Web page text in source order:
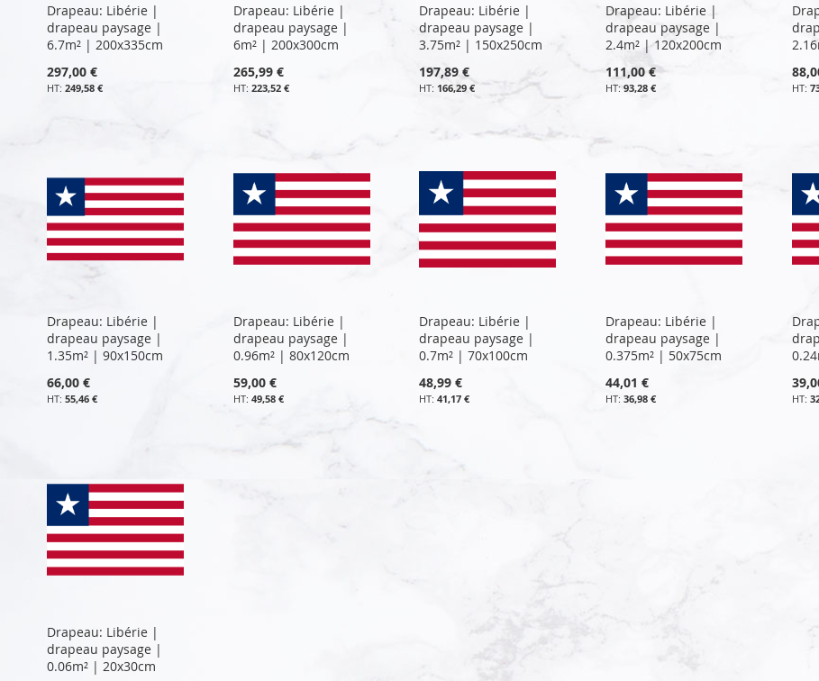
Drapeau: Libérie |
drapeau paysage |
6.7m² | 200x335cm
297,00 €
249,58 €
Drapeau: Libérie |
drapeau paysage |
6m² | 200x300cm
265,99 €
223,52 €
Drapeau: Libérie |
drapeau paysage |
3.75m² | 150x250cm
197,89 €
166,29 €
Drapeau: Libérie |
drapeau paysage |
2.4m² | 120x200cm
111,00 €
93,28 €
Drapeau: Libérie |
drapeau paysage |
1.35m² | 90x150cm
66,00 €
55,46 €
Drapeau: Libérie |
drapeau paysage |
0.96m² | 80x120cm
59,00 €
49,58 €
Drapeau: Libérie |
drapeau paysage |
0.7m² | 70x100cm
48,99 €
41,17 €
Drapeau: Libérie |
drapeau paysage |
0.375m² | 50x75cm
44,01 €
36,98 €
Drapeau: Libérie |
drapeau paysage |
0.06m² | 20x30cm